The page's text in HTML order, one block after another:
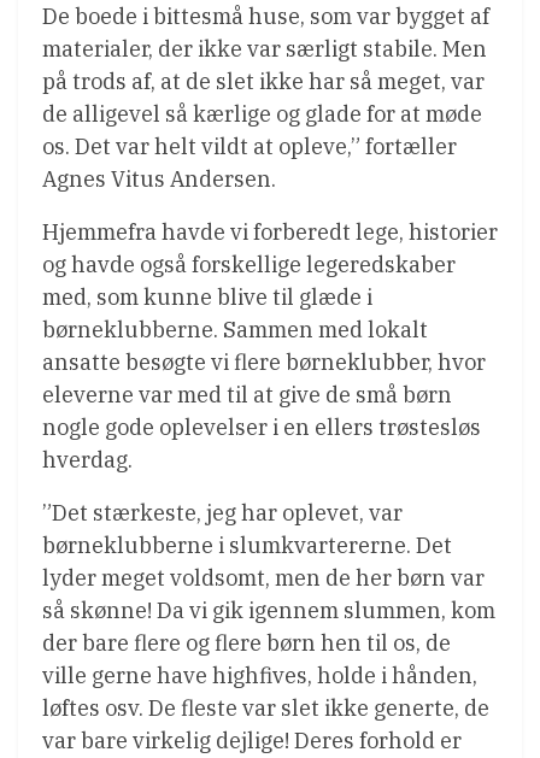
De boede i bittesmå huse, som var bygget af
materialer, der ikke var særligt stabile. Men
på trods af, at de slet ikke har så meget, var
de alligevel så kærlige og glade for at møde
os. Det var helt vildt at opleve,” fortæller
Agnes Vitus Andersen.
Hjemmefra havde vi forberedt lege, historier
og havde også forskellige legeredskaber
med, som kunne blive til glæde i
børneklubberne. Sammen med lokalt
ansatte besøgte vi flere børneklubber, hvor
eleverne var med til at give de små børn
nogle gode oplevelser i en ellers trøstesløs
hverdag.
”Det stærkeste, jeg har oplevet, var
børneklubberne i slumkvartererne. Det
lyder meget voldsomt, men de her børn var
så skønne! Da vi gik igennem slummen, kom
der bare flere og flere børn hen til os, de
ville gerne have highfives, holde i hånden,
løftes osv. De fleste var slet ikke generte, de
var bare virkelig dejlige! Deres forhold er